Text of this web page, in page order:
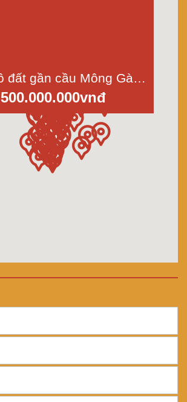
Bán lô đất gần cầu Mông Gà, Trường Bình, Cần Giuộc, xã Thuận Thành, dt 5x15m, giá 500tr
500.000.000vnđ